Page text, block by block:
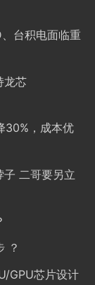
台积电面临重
龙芯
30%，成本优
子 二哥要另立
？
GPU芯片设计